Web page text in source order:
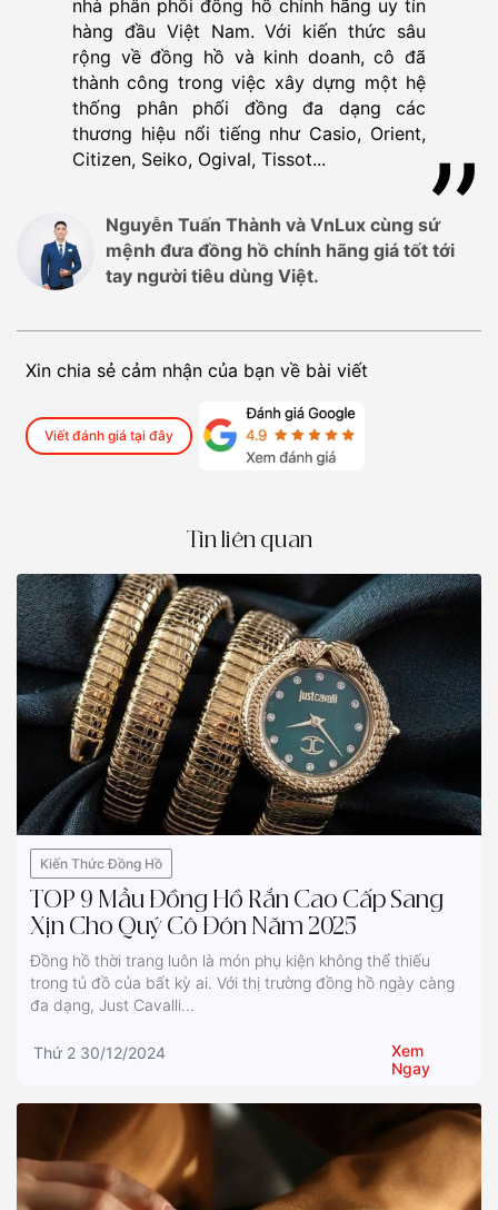
nhà phân phối đồng hồ chính hãng uy tín
hàng đầu Việt Nam. Với kiến thức sâu
rộng về đồng hồ và kinh doanh, cô đã
thành công trong việc xây dựng một hệ
thống phân phối đồng đa dạng các
thương hiệu nổi tiếng như Casio, Orient,
Citizen, Seiko, Ogival, Tissot...
Nguyễn Tuấn Thành và VnLux cùng sứ
mệnh đưa đồng hồ chính hãng giá tốt tới
tay người tiêu dùng Việt.
Xin chia sẻ cảm nhận của bạn về bài viết
Viết đánh giá tại đây
Tin liên quan
Kiến Thức Đồng Hồ
TOP 9 Mẫu Đồng Hồ Rắn Cao Cấp Sang
Xịn Cho Quý Cô Đón Năm 2025
Đồng hồ thời trang luôn là món phụ kiện không thể thiếu
trong tủ đồ của bất kỳ ai. Với thị trường đồng hồ ngày càng
đa dạng, Just Cavalli...
Thứ 2 30/12/2024
Xem
Ngay